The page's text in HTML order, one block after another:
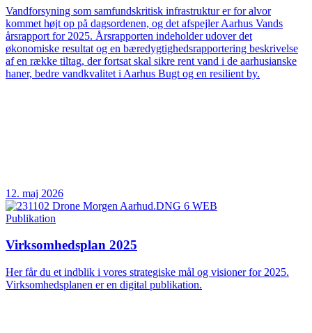
Vandforsyning som samfundskritisk infrastruktur er for alvor
kommet højt op på dagsordenen, og det afspejler Aarhus Vands
årsrapport for 2025. Årsrapporten indeholder udover det
økonomiske resultat og en bæredygtighedsrapportering beskrivelse
af en række tiltag, der fortsat skal sikre rent vand i de aarhusianske
haner, bedre vandkvalitet i Aarhus Bugt og en resilient by.
12. maj 2026
Publikation
Virksomhedsplan 2025
Her får du et indblik i vores strategiske mål og visioner for 2025.
Virksomhedsplanen er en digital publikation.